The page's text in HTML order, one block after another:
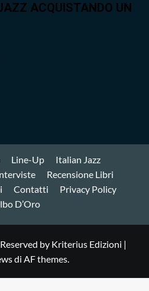
ACQUISTANDO UN
Line-Up
Italian Jazz
Recensione Libri
Contatti
Privacy Policy
D’Oro
by Kriterius Edizioni |
di AF themes.